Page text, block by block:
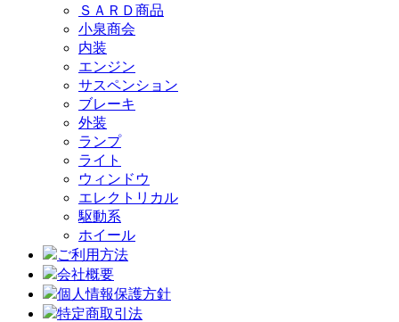
ＳＡＲＤ商品
小泉商会
内装
エンジン
サスペンション
ブレーキ
外装
ランプ
ライト
ウィンドウ
エレクトリカル
駆動系
ホイール
ご利用方法
会社概要
個人情報保護方針
特定商取引法